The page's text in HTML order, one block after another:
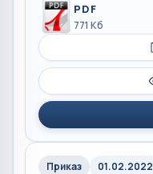
PDF
771 Кб
Приказ 01.02.2022